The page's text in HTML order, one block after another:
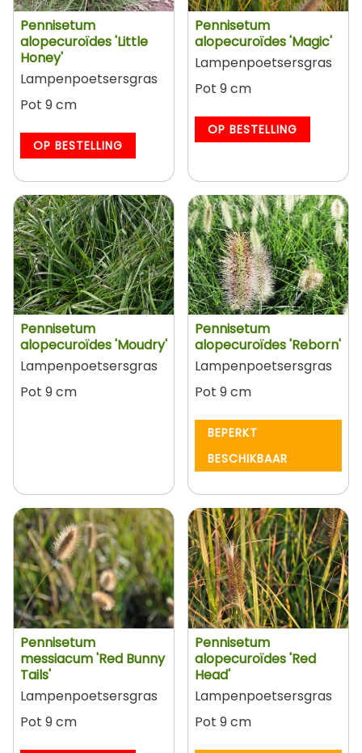
Pennisetum
alopecuroïdes 'Little
Honey'
Lampenpoetsersgras
Pot 9 cm
OP BESTELLING
Pennisetum
alopecuroïdes 'Magic'
Lampenpoetsersgras
Pot 9 cm
OP BESTELLING
Pennisetum
alopecuroïdes 'Moudry'
Lampenpoetsersgras
Pot 9 cm
Pennisetum
alopecuroïdes 'Reborn'
Lampenpoetsersgras
Pot 9 cm
BEPERKT
BESCHIKBAAR
Pennisetum
messiacum 'Red Bunny
Tails'
Lampenpoetsersgras
Pot 9 cm
Pennisetum
alopecuroïdes 'Red
Head'
Lampenpoetsersgras
Pot 9 cm